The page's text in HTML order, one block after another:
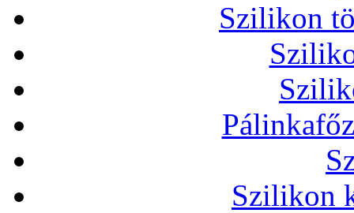
Szilikon
Szilikon